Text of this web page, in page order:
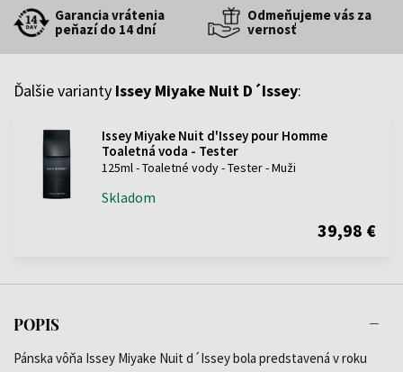
Garancia vrátenia
peňazí do 14 dní
Odmeňujeme vás za
vernosť
Ďalšie varianty Issey Miyake Nuit D´Issey:
Issey Miyake Nuit d'Issey pour Homme
Toaletná voda - Tester
125ml - Toaletné vody - Tester - Muži
Skladom
39,98 €
POPIS
Pánska vôňa Issey Miyake Nuit d´Issey bola predstavená v roku